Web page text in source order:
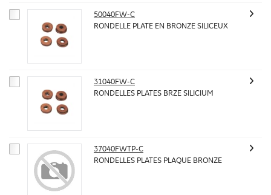
50040FW-C
RONDELLE PLATE EN BRONZE SILICEUX
31040FW-C
RONDELLES PLATES BRZE SILICIUM
37040FWTP-C
RONDELLES PLATES PLAQUE BRONZE